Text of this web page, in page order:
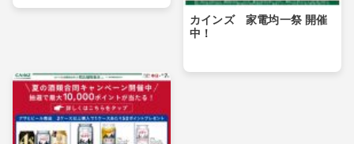
カインズ 家電均一祭 開催
中！